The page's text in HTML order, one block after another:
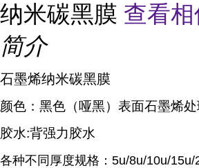
纳米碳黑膜 查看
简介
石墨烯纳米碳黑膜
颜色：黑色（哑黑）表面石墨烯处
胶水:背强力胶水
各种不同厚度规格：5u/8u/10u/15u/